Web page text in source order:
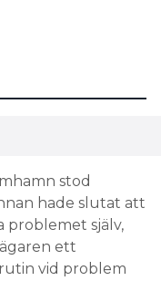
stod
hade slutat att
problemet själv,
ett
vid problem